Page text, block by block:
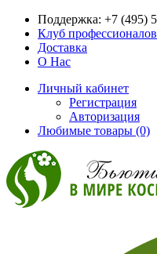
Поддержка: +7 (495)
Клуб профессионалов
Доставка
О Нас
Личный кабинет
Регистрация
Авторизация
Любимые товары (0)